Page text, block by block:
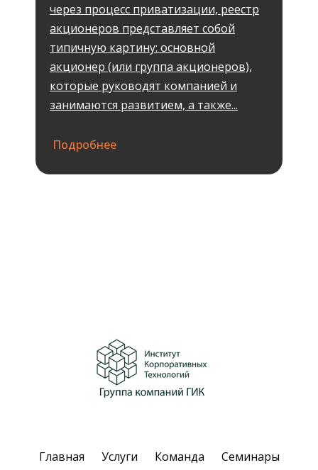
через процесс приватизации, реестр
акционеров представляет собой
типичную картину: основной
акционер (или группа акционеров),
которые руководят компанией и
занимаются развитием, а также...
Подробнее
Главная Услуги Команда Семинары